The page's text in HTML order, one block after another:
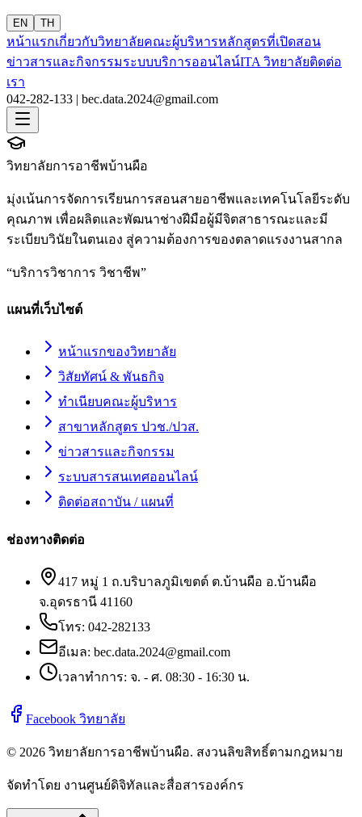
EN TH
หน้าแรกเกี่ยวกับวิทยาลัยคณะผู้บริหารหลักสูตรที่เปิดสอน
ข่าวสารและกิจกรรมระบบบริการออนไลน์ITA วิทยาลัยติดต่อ
เรา
042-282-133 | bec.data.2024@gmail.com
วิทยาลัยการอาชีพบ้านผือ
มุ่งเน้นการจัดการเรียนการสอนสายอาชีพและเทคโนโลยีระดับ
คุณภาพ เพื่อผลิตและพัฒนาช่างฝีมือผู้มีจิตสาธารณะและมี
ระเบียบวินัยในตนเอง สู่ความต้องการของตลาดแรงงานสากล
“บริการวิชาการ วิชาชีพ”
แผนที่เว็บไซต์
หน้าแรกของวิทยาลัย
วิสัยทัศน์ & พันธกิจ
ทำเนียบคณะผู้บริหาร
สาขาหลักสูตร ปวช./ปวส.
ข่าวสารและกิจกรรม
ระบบสารสนเทศออนไลน์
ติดต่อสถาบัน / แผนที่
ช่องทางติดต่อ
417 หมู่ 1 ถ.บริบาลภูมิเขตต์ ต.บ้านผือ อ.บ้านผือ
จ.อุดรธานี 41160
โทร: 042-282133
อีเมล: bec.data.2024@gmail.com
เวลาทำการ: จ. - ศ. 08:30 - 16:30 น.
Facebook วิทยาลัย
© 2026 วิทยาลัยการอาชีพบ้านผือ. สงวนลิขสิทธิ์ตามกฎหมาย
จัดทำโดย งานศูนย์ดิจิทัลและสื่อสารองค์กร